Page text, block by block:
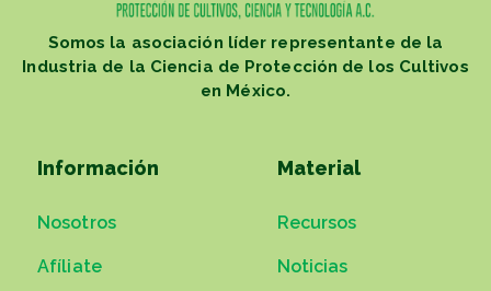
Somos la asociación líder representante de la
Industria de la Ciencia de Protección de los Cultivos
en México.
Información
Nosotros
Afíliate
Material
Recursos
Noticias